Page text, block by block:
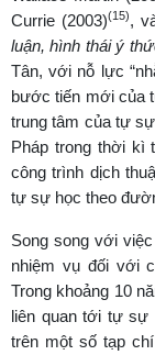
Currie (2003)(15),
luận, hình thái ý
Tân, với nỗ lực
bước tiến mới của
trung tâm của tự
Pháp trong thời kì
công trình dịch
tự sự học theo
Song song với
nhiệm vụ đối với
Trong khoảng 10
liên quan tới tự sự
trên một số tạp